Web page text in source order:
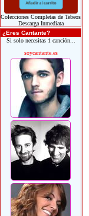
Colecciones Completas de Tebeos
Descarga Inmediata
¿Eres Cantante?
Si solo necesitas 1 canción...
soycantante.es